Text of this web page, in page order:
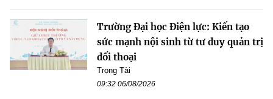
Trường Đại học Điện lực: Kiến tạo
sức mạnh nội sinh từ tư duy quản trị
đối thoại
Trọng Tài
09:32 06/08/2026